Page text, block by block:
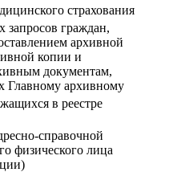
страхования
запросов граждан,
архивной
копии и
документам,
Главному архивному
в реестре
справочной
физического лица